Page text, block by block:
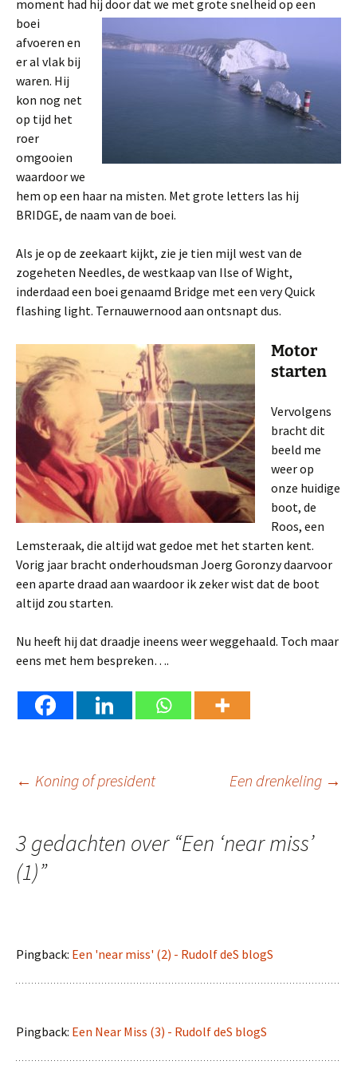
moment had hij door dat we met grote snelheid op een
boei
afvoeren en
er al vlak bij
waren. Hij
kon nog net
op tijd het
roer
omgooien
waardoor we
hem op een haar na misten. Met grote letters las hij
BRIDGE, de naam van de boei.
Als je op de zeekaart kijkt, zie je tien mijl west van de
zogeheten Needles, de westkaap van Ilse of Wight,
inderdaad een boei genaamd Bridge met een very Quick
flashing light. Ternauwernood aan ontsnapt dus.
Motor
starten
Vervolgens
bracht dit
beeld me
weer op
onze huidige
boot, de
Roos, een
Lemsteraak, die altijd wat gedoe met het starten kent.
Vorig jaar bracht onderhoudsman Joerg Goronzy daarvoor
een aparte draad aan waardoor ik zeker wist dat de boot
altijd zou starten.
Nu heeft hij dat draadje ineens weer weggehaald. Toch maar
eens met hem bespreken….
Berichtnavigatie
← Koning of president Een drenkeling →
3 gedachten over “Een ‘near miss’
(1)”
Pingback: Een 'near miss' (2) - Rudolf deS blogS
Pingback: Een Near Miss (3) - Rudolf deS blogS